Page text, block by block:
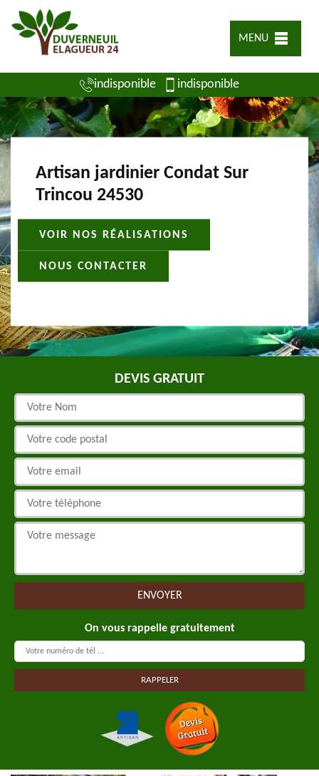
MENU
indisponible indisponible
Artisan jardinier Condat Sur
Trincou 24530
VOIR NOS RÉALISATIONS
NOUS CONTACTER
DEVIS GRATUIT
On vous rappelle gratuitement